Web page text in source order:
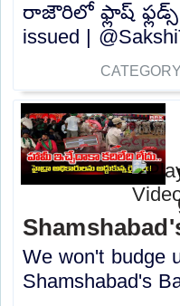
రాజౌరిలో ఫ్లాష్ ఫ్లడ్స్
issued |
We won't budge
Shamshabad's